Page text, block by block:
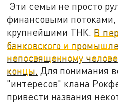
Эти семьи не просто
финансовыми
крупнейшими ТНК. В
банковского и
непосвященному
концы. Для понимания
"интересов" клана
привести названия